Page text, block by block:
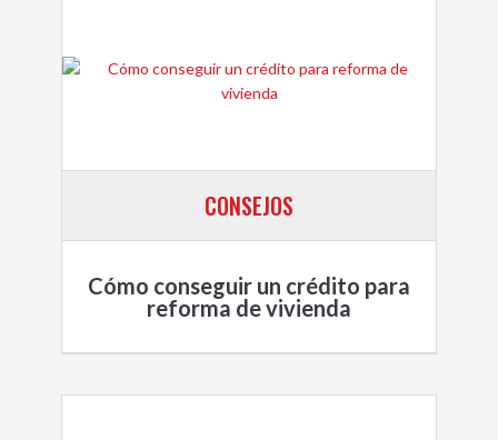
CONSEJOS
Cómo conseguir un crédito para
reforma de vivienda